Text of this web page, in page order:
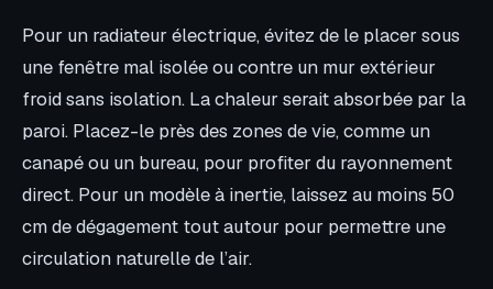
Pour un radiateur électrique, évitez de le placer sous
une fenêtre mal isolée ou contre un mur extérieur
froid sans isolation. La chaleur serait absorbée par la
paroi. Placez-le près des zones de vie, comme un
canapé ou un bureau, pour profiter du rayonnement
direct. Pour un modèle à inertie, laissez au moins 50
cm de dégagement tout autour pour permettre une
circulation naturelle de l’air.